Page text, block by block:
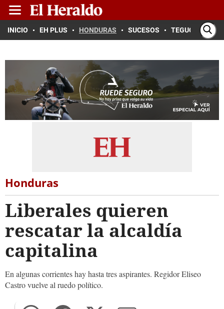
INICIO EH PLUS HONDURAS SUCESOS TEGUCIGALPA
Honduras
Liberales quieren
rescatar la alcaldía
capitalina
En algunas corrientes hay hasta tres aspirantes. Regidor Eliseo
Castro vuelve al ruedo político.